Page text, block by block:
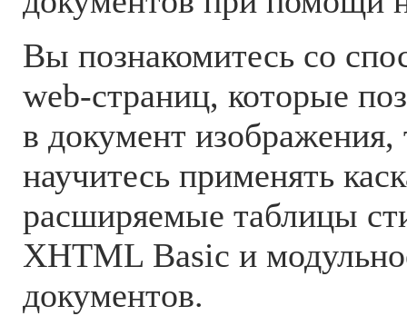
Вы познакомитесь со
web-страниц, которые
в документ
научитесь применять
расширяемые таблицы
XHTML Basic и
документов.